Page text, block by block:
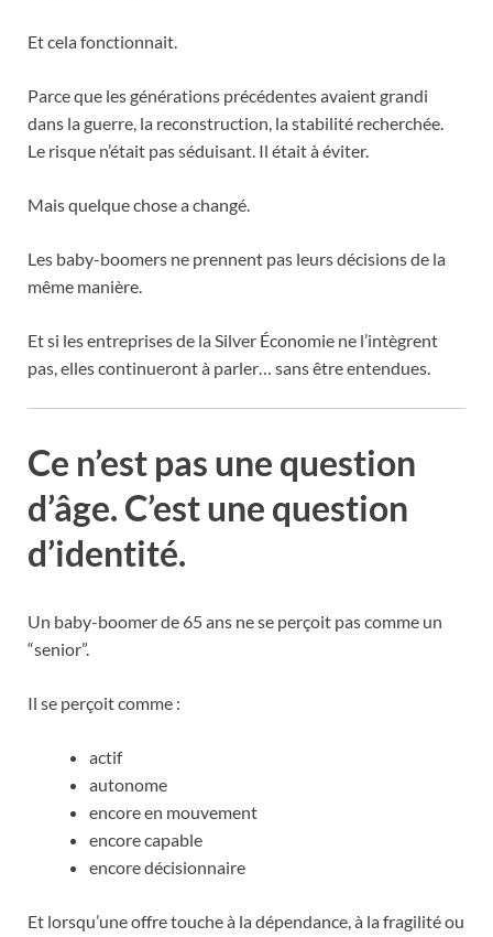
Et cela fonctionnait.
Parce que les générations précédentes avaient grandi
dans la guerre, la reconstruction, la stabilité recherchée.
Le risque n’était pas séduisant. Il était à éviter.
Mais quelque chose a changé.
Les baby-boomers ne prennent pas leurs décisions de la
même manière.
Et si les entreprises de la Silver Économie ne l’intègrent
pas, elles continueront à parler… sans être entendues.
Ce n’est pas une question
d’âge. C’est une question
d’identité.
Un baby-boomer de 65 ans ne se perçoit pas comme un
“senior”.
Il se perçoit comme :
actif
autonome
encore en mouvement
encore capable
encore décisionnaire
Et lorsqu’une offre touche à la dépendance, à la fragilité ou